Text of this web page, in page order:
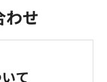
わせ
て